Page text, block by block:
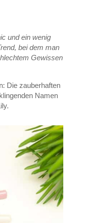
und ein wenig
bei dem man
Gewissen
Die zauberhaften
Namen